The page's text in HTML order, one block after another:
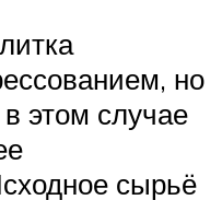
но
этом случае
сырьё